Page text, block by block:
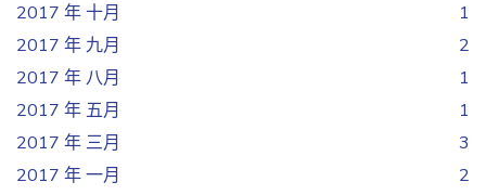
2017 年 十月
1
2017 年 九月
2
2017 年 八月
1
2017 年 五月
1
2017 年 三月
3
2017 年 一月
2